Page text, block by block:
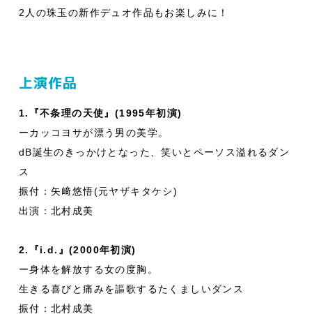
2人の珠玉の新作デュオ作品もお楽しみに！
上演作品
1.『不条理の天使』(1995年初演)
ーカッコヨサが漂う男の美学。
dB誕生のきっかけとなった、笑いとペーソス溢れるダン
ス
振付：矢﨑悠悟(元ヤザキタケシ)
出演：北村成美
2.『i.d.』(2000年初演)
ー身体を解放する女の度胸。
生きる喜びと痛みを謳歌するたくましいダンス
振付：北村成美